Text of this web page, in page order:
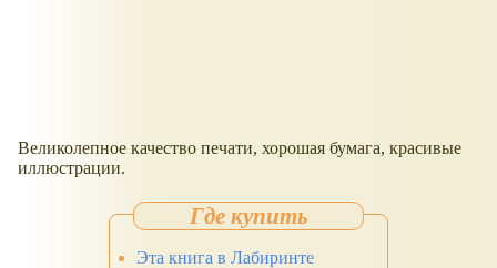
Великолепное качество печати, хорошая бумага, красивые
иллюстрации.
Эта книга в Лабиринте